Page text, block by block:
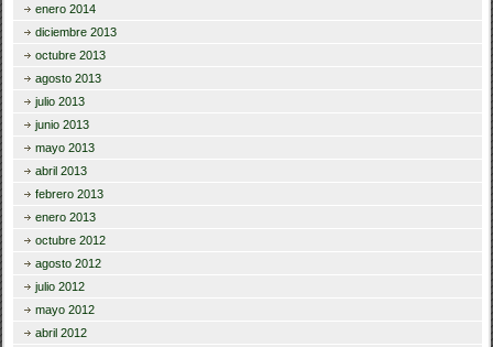
enero 2014
diciembre 2013
octubre 2013
agosto 2013
julio 2013
junio 2013
mayo 2013
abril 2013
febrero 2013
enero 2013
octubre 2012
agosto 2012
julio 2012
mayo 2012
abril 2012